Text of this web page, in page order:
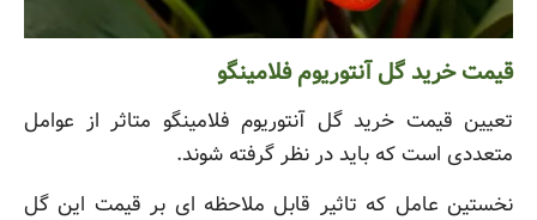
قیمت خرید گل آنتوریوم فلامینگو
تعیین قیمت خرید گل آنتوریوم فلامینگو متاثر از عوامل
متعددی است که باید در نظر گرفته شوند.
نخستین عامل که تاثیر قابل ملاحظه ای بر قیمت این گل